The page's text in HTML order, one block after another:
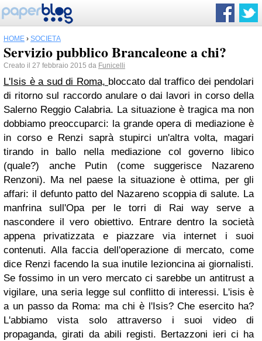
HOME › SOCIETÀ
Servizio pubblico Brancaleone a chi?
Creato il 27 febbraio 2015 da Funicelli
L'Isis è a sud di Roma, bloccato dal traffico dei pendolari
di ritorno sul raccordo anulare o dai lavori in corso della
Salerno Reggio Calabria. La situazione è tragica ma non
dobbiamo preoccuparci: la grande opera di mediazione è
in corso e Renzi saprà stupirci un'altra volta, magari
tirando in ballo nella mediazione col governo libico
(quale?) anche Putin (come suggerisce Nazareno
Renzoni). Ma nel paese la situazione è ottima, per gli
affari: il defunto patto del Nazareno scoppia di salute. La
manfrina sull'Opa per le torri di Rai way serve a
nascondere il vero obiettivo. Entrare dentro la società
appena privatizzata e piazzare via internet i suoi
contenuti. Alla faccia dell'operazione di mercato, come
dice Renzi facendo la sua inutile lezioncina ai giornalisti.
Se fossimo in un vero mercato ci sarebbe un antitrust a
vigilare, una seria legge sul conflitto di interessi. L'isis è
a un passo da Roma: ma chi è l'Isis? Che esercito ha?
L'abbiamo vista solo attraverso i suoi video di
propaganda, girati da abili registi. Bertazzoni ieri ci ha